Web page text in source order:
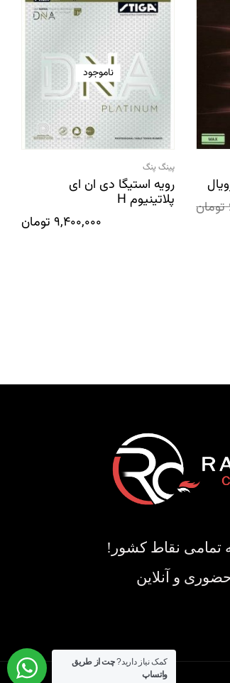
تومان
ناموجود
پینگ پنگ
رویه استیگا دی ان ای
پلاتینیوم H
9,400,000 تومان
تمامی نقاط کشور!
و آنلاین
کمک نیاز دارید?چت از طریق
واتساپ